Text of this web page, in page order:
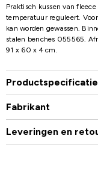
Praktisch kussen van
temperatuur reguleert.
kan worden gewassen.
stalen benches 055565.
91 x 60 x 4 cm.
Productspecificatie
Fabrikant
Leveringen en